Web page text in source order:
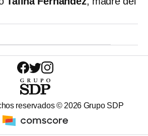
reservados © 2026 Grupo SDP